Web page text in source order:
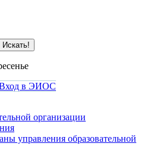
в ЭИОС
организации
управления образовательной